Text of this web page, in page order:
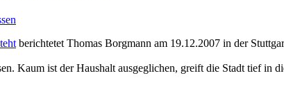
berichtetet Thomas Borgmann am 19.12.2007 in der
Kaum ist der Haushalt ausgeglichen, greift die Stadt tief in